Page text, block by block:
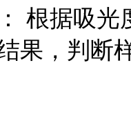
根据吸光
果，判断